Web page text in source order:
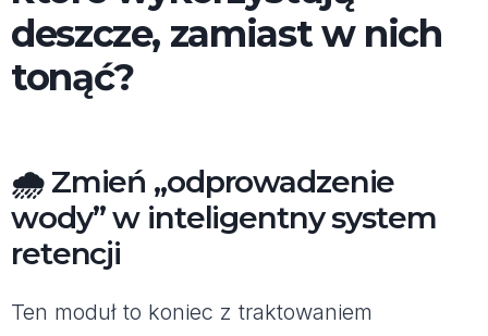
deszcze, zamiast w nich
tonąć?
🌧️ Zmień „odprowadzenie
wody” w inteligentny system
retencji
Ten moduł to koniec z traktowaniem